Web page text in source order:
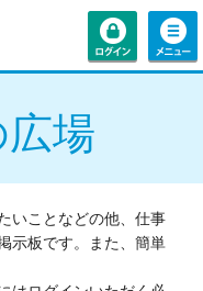
場
いことなどの他、仕事
示板です。また、簡単